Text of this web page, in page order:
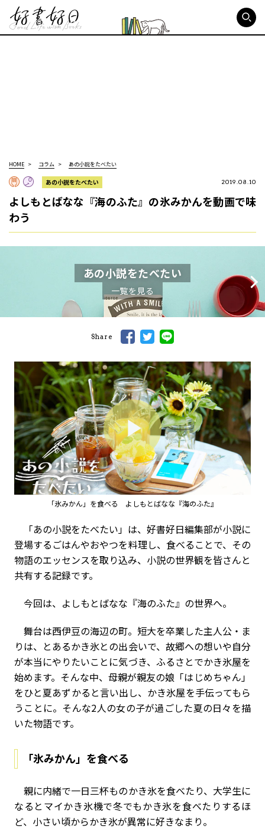
HOME コラム あの小説をたべたい
あの小説をたべたい 2019.08.10
よしもとばなな『海のふた』の氷みかんを動画で味
わう
あの小説をたべたい
一覧を見る
Share
Play
Video
「氷みかん」を食べる よしもとばなな『海のふた』
「あの小説をたべたい」は、好書好日編集部が小説に
登場するごはんやおやつを料理し、食べることで、その
物語のエッセンスを取り込み、小説の世界観を皆さんと
共有する記録です。
今回は、よしもとばなな『海のふた』の世界へ。
舞台は西伊豆の海辺の町。短大を卒業した主人公・ま
りは、とあるかき氷との出会いで、故郷への想いや自分
が本当にやりたいことに気づき、ふるさとでかき氷屋を
始めます。そんな中、母親が親友の娘「はじめちゃん」
をひと夏あずかると言い出し、かき氷屋を手伝ってもら
うことに。そんな2人の女の子が過ごした夏の日々を描
いた物語です。
「氷みかん」を食べる
親に内緒で一日三杯ものかき氷を食べたり、大学生に
なるとマイかき氷機で冬でもかき氷を食べたりするほ
ど、小さい頃からかき氷が異常に好きなまり。